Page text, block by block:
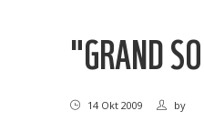
"GRAND
14 Okt 2009 by